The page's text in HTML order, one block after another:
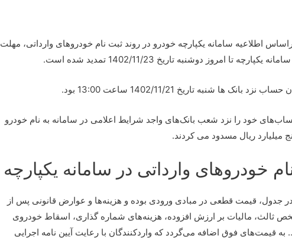
اطلاعیه سامانه یکپارچه خودرو در روند ثبت نام خودروهای وارداتی، مهلت
تا امروز دوشنبه تاریخ 1402/11/23 تمدید شده است.
ها شنبه تاریخ 1402/11/21 ساعت 13:00 بود.
خود را نزد شعب بانک‌های واجد شرایط اعلامی در سامانه به نام خودرو
میلیارد ریال مسدود می کردند.
خودروهای وارداتی در سامانه یکپارچه
در جدول، قیمت قطعی در مبادی ورودی بوده و هزینه‌ها و عوارض قانونی پس از
ثالث، مالیات بر ارزش افزوده، هزینه‌های شماره گذاری، اسقاط خودروی
قیمت‌های فوق اضافه می‌گردد که واردکنندگان با رعایت آیین نامه اجرایی